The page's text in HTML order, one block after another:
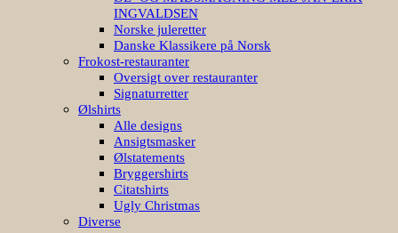
INGVALDSEN
Norske juleretter
Danske Klassikere på Norsk
Frokost-restauranter
Oversigt over restauranter
Signaturretter
Ølshirts
Alle designs
Ansigtsmasker
Ølstatements
Bryggershirts
Citatshirts
Ugly Christmas
Diverse